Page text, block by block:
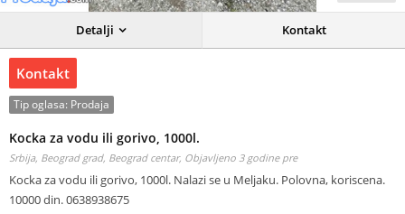
Detalji Kontakt
Kontakt
Tip oglasa: Prodaja
Kocka za vodu ili gorivo, 1000l.
Srbija, Beograd grad, Beograd centar, Objavljeno 3 godine pre
Kocka za vodu ili gorivo, 1000l. Nalazi se u Meljaku. Polovna, koriscena.
10000 din. 0638938675